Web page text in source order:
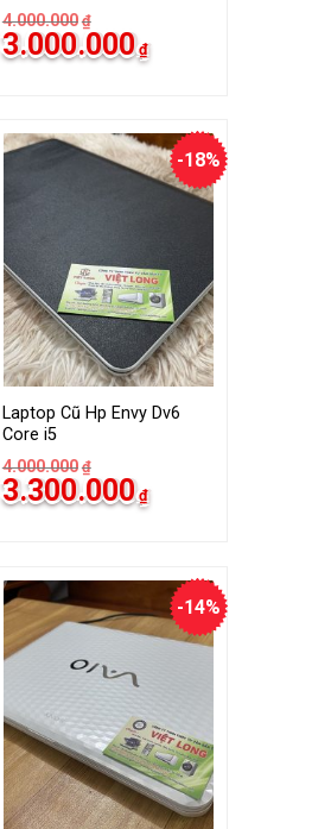
4.000.000 ₫
Giá
gốc
3.000.000 ₫hiện
tại
-18%
Laptop Cũ Hp Envy Dv6
Core i5
4.000.000 ₫
Giá
gốc
3.300.000 ₫hiện
tại
-14%